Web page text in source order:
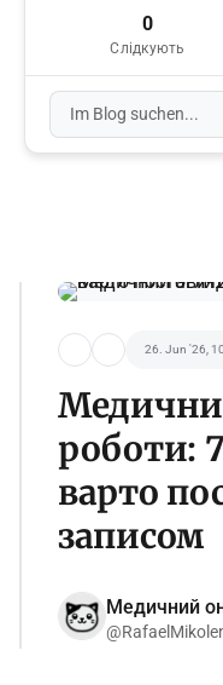
0
Слідкують
26. Jun '26,
роботи:
варто
записом
Медичний